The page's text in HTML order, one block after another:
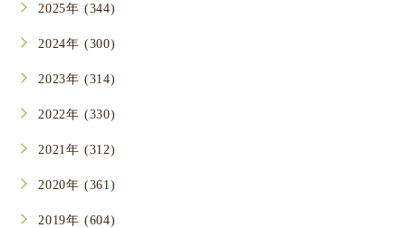
2025年 (344)
2024年 (300)
2023年 (314)
2022年 (330)
2021年 (312)
2020年 (361)
2019年 (604)